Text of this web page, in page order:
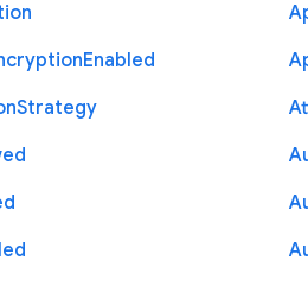
Enabled
Strategy